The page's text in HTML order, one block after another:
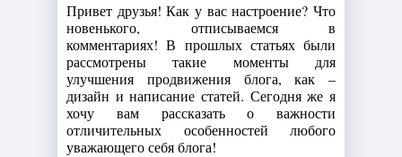
Привет друзья! Как у вас настроение? Что
новенького, отписываемся в
комментариях! В прошлых статьях были
рассмотрены такие моменты для
улучшения продвижения блога, как –
дизайн и написание статей. Сегодня же я
хочу вам рассказать о важности
отличительных особенностей любого
уважающего себя блога!